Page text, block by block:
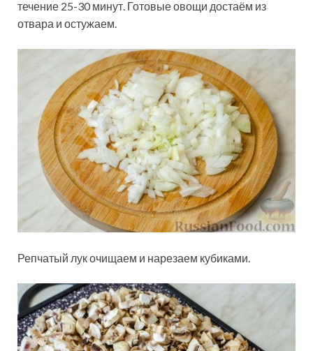
течение 25-30 минут. Готовые овощи достаём из
отвара и остужаем.
Репчатый лук очищаем и нарезаем кубиками.